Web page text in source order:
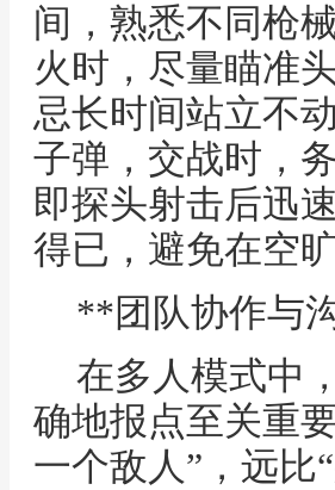
间，熟悉不同枪
火时，尽量瞄准
忌长时间站立不
子弹，交战时，
即探头射击后迅
得已，避免在空
**团队协作与
在多人模式中
确地报点至关重
一个敌人”，远比